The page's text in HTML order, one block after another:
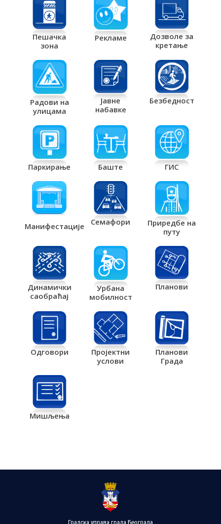
Пешачка
зона
Рекламе
Дозволе за
кретање
Радови на
улицама
Јавне
набавке
Безбедност
Паркирање Баште ГИС
Манифестације Семафори
Приредбе на
путу
Динамички
саобраћај
Урбана
мобилност
Планови
Одговори
Пројектни
услови
Планови
Града
Мишљења
Градска управа града Београда